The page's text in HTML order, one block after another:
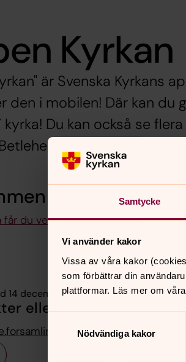
Samtycke
Vi använder kakor
Vissa av våra kakor
som förbättrar din
plattformar. Läs mer om
Nödvändiga kakor
Kyrkan
är Svenska Kyrkans
den i mobilen! Där kan du
kyrka! Du kan också se
in i kyrkan!
får du veta mer!
14 december 2020
eller frågor på sidans